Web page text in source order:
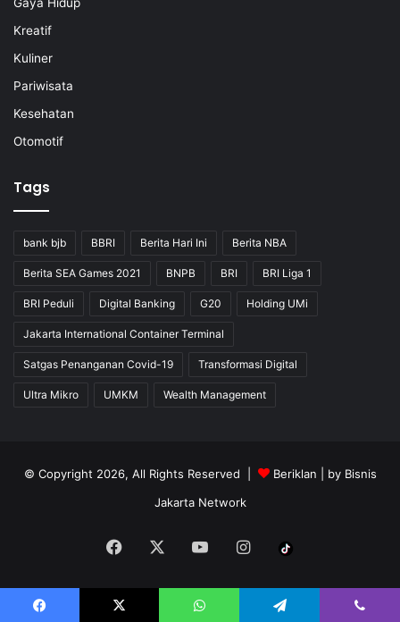
Kreatif
Kuliner
Pariwisata
Kesehatan
Otomotif
Tags
bank bjb BBRI Berita Hari Ini Berita NBA
Berita SEA Games 2021 BNPB BRI BRI Liga 1
BRI Peduli Digital Banking G20 Holding UMi
Jakarta International Container Terminal
Satgas Penanganan Covid-19 Transformasi Digital
Ultra Mikro UMKM Wealth Management
© Copyright 2026, All Rights Reserved | Beriklan | by Bisnis
Jakarta Network
Facebook YouTubeInstagram